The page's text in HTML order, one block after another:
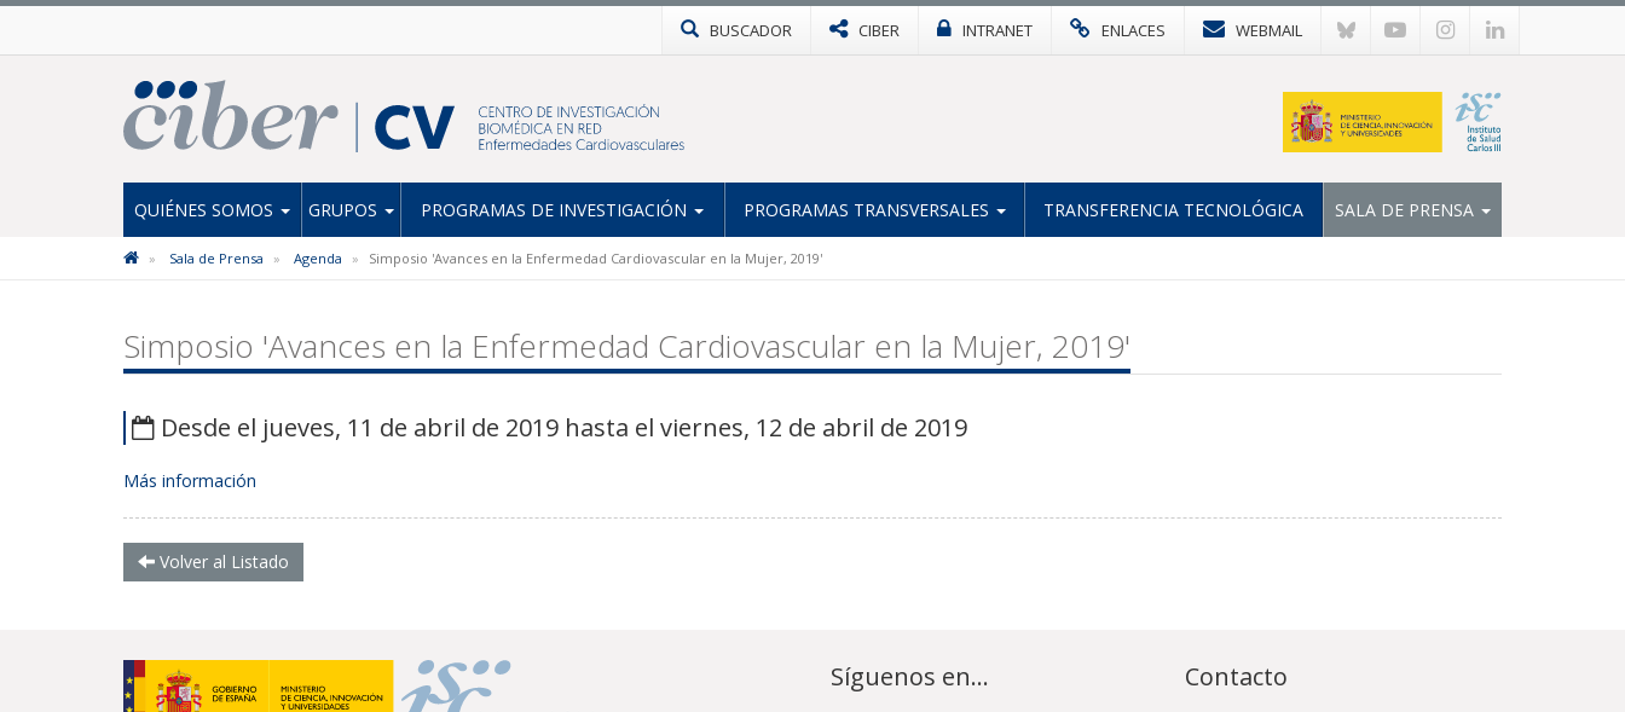
BUSCADOR CIBER INTRANET ENLACES WEBMAIL
QUIÉNES SOMOS GRUPOS PROGRAMAS DE INVESTIGACIÓN PROGRAMAS TRANSVERSALES TRANSFERENCIA TECNOLÓGICA SALA DE PRENSA
Sala de Prensa Agenda Simposio 'Avances en la Enfermedad Cardiovascular en la Mujer, 2019'
Simposio 'Avances en la Enfermedad Cardiovascular en la Mujer, 2019'
Desde el jueves, 11 de abril de 2019 hasta el viernes, 12 de abril de 2019
Más información
Volver al Listado
Síguenos en... Contacto